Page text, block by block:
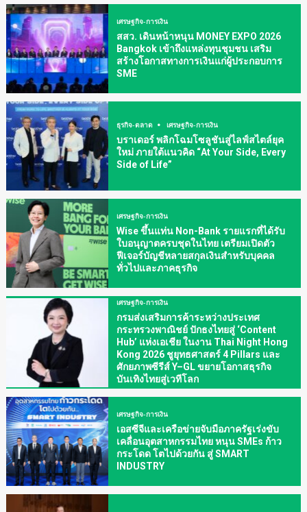
เศรษฐกิจ-การเงิน
สสว. เดินหน้าหนุน MONEY EXPO 2026
Bangkok เข้าถึงแหล่งทุนชุมชน เสริม
สร้างโอกาสทางการเงินแก่ผู้ประกอบการ
SME
ธุรกิจ-ตลาด เศรษฐกิจ-การเงิน
บราเดอร์ พลิกโฉมโซลูชันสู่ไลฟ์สไตล์ยุค
ใหม่ ภายใต้แนวคิด “At Your Side, Every
Side of Life”
เศรษฐกิจ-การเงิน
Wise ขึ้นแท่น Non-Bank รายแรกที่ได้รับ
ใบอนุญาตครบชุดในไทย เตรียมเปิดตัว
ฟีเจอร์บัญชีหลายสกุลเงินสำหรับบุคคล
ทั่วไปและภาคธุรกิจ
เศรษฐกิจ-การเงิน
กรมส่งเสริมการค้าระหว่างประเทศ
กระทรวงพาณิชย์ ปักธงไทยสู่ ‘Content
Hub’ แห่งเอเชีย ในงาน Thai Night Hong
Kong 2026 ชูยุทธศาสตร์ 4 Pillars และ
ศักยภาพซีรีส์ Y–GL ขยายโอกาสธุรกิจ
บันเทิงไทยสู่เวทีโลก
เศรษฐกิจ-การเงิน
เอสซีจีและเครือข่ายจับมือภาครัฐเร่งขับ
เคลื่อนอุตสาหกรรมไทย หนุน SMEs ก้าว
กระโดด โตไปด้วยกัน สู่ SMART
INDUSTRY